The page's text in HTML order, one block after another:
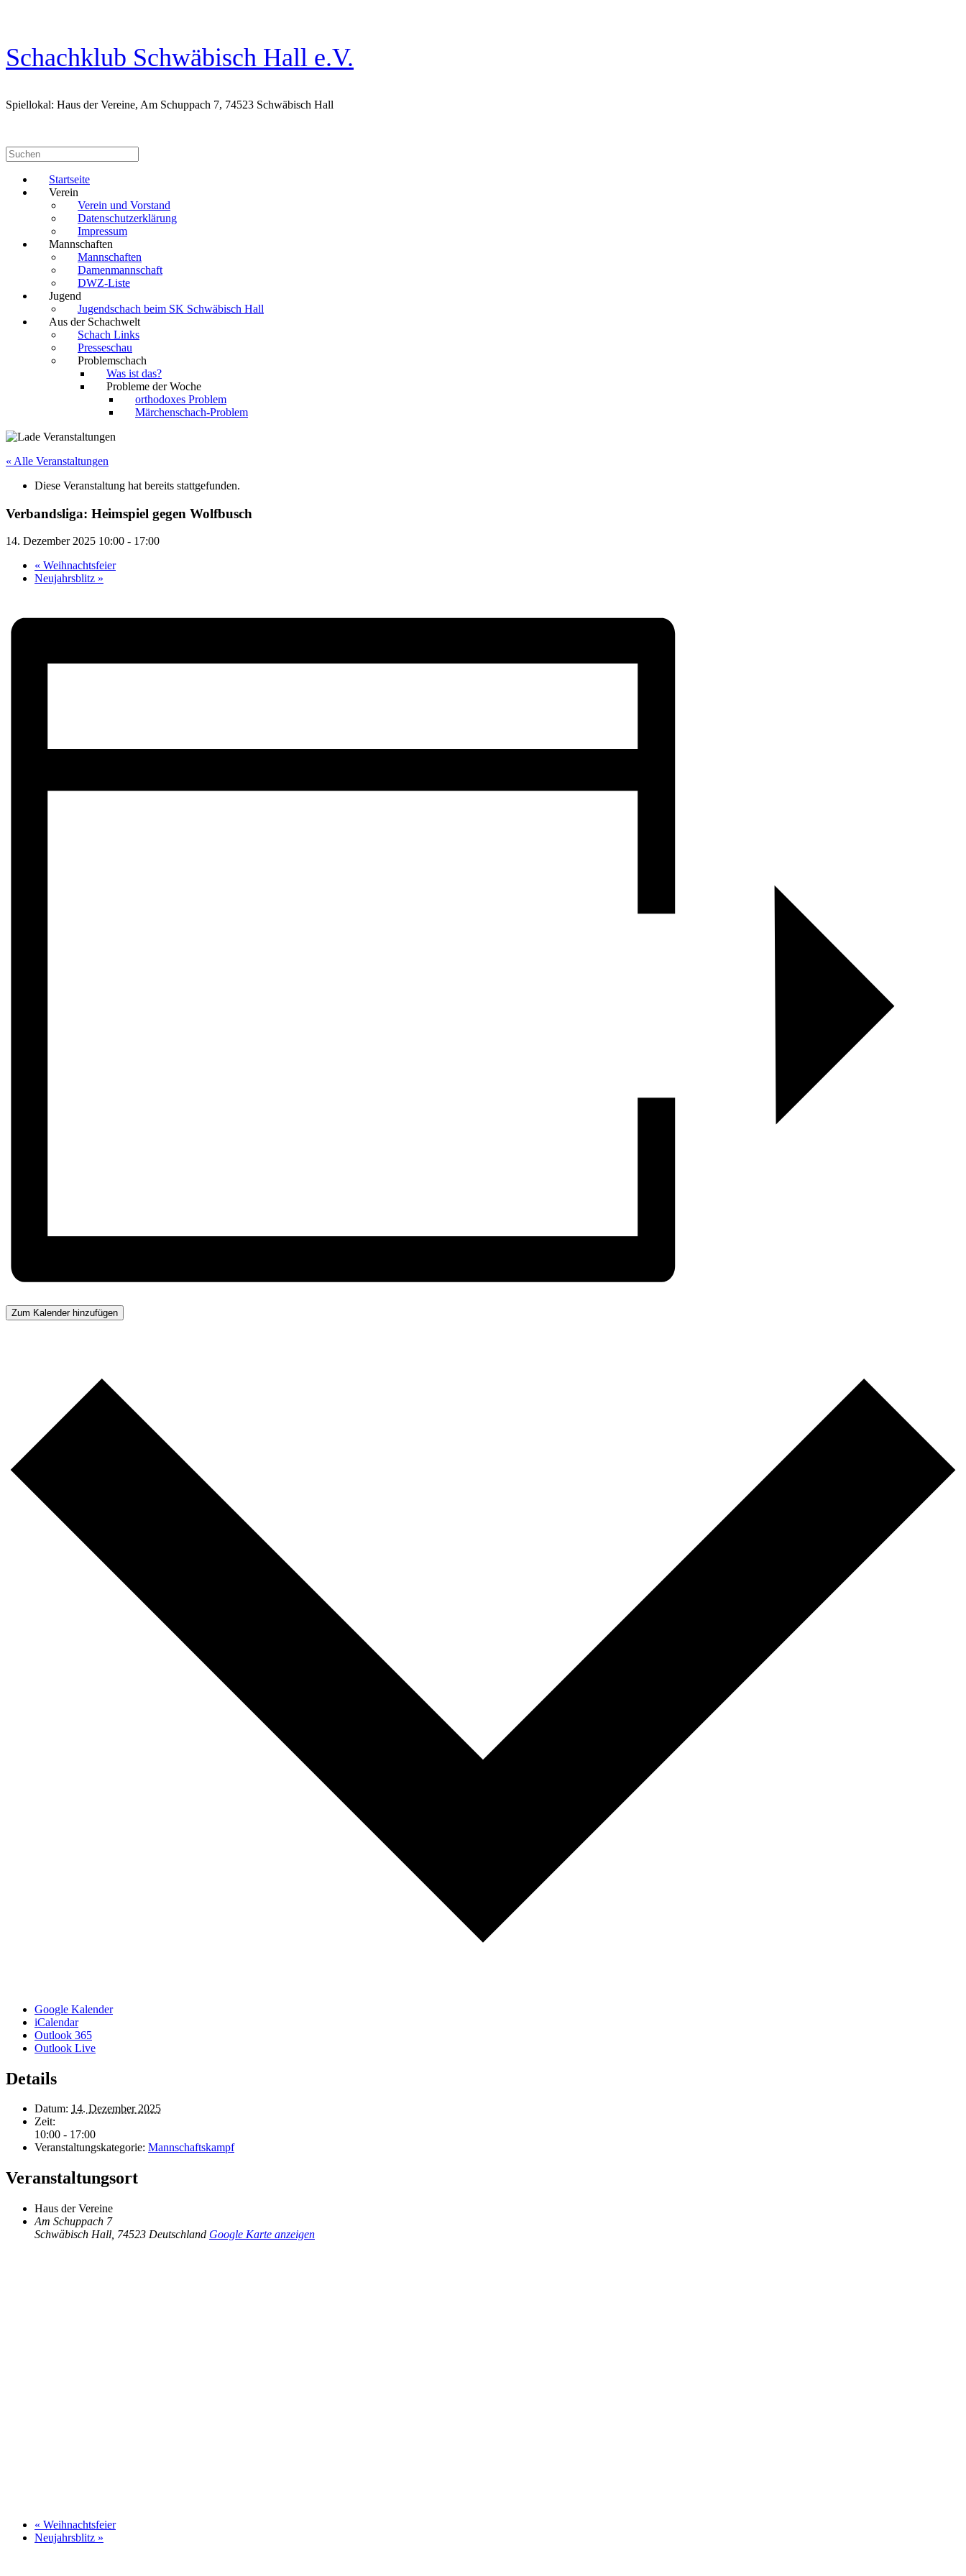
Schachklub Schwäbisch Hall e.V.
Spiellokal: Haus der Vereine, Am Schuppach 7, 74523 Schwäbisch Hall
Suchen
nach:
Startseite
Verein
Verein und Vorstand
Datenschutzerklärung
Impressum
Mannschaften
Mannschaften
Damenmannschaft
DWZ-Liste
Jugend
Jugendschach beim SK Schwäbisch Hall
Aus der Schachwelt
Schach Links
Presseschau
Problemschach
Was ist das?
Probleme der Woche
orthodoxes Problem
Märchenschach-Problem
« Alle Veranstaltungen
Diese Veranstaltung hat bereits stattgefunden.
Verbandsliga: Heimspiel gegen Wolfbusch
14. Dezember 2025 10:00 - 17:00
« Weihnachtsfeier
Neujahrsblitz »
Zum Kalender hinzufügen
Google Kalender
iCalendar
Outlook 365
Outlook Live
Details
Datum: 14. Dezember 2025
Zeit:
10:00 - 17:00
Veranstaltungskategorie: Mannschaftskampf
Veranstaltungsort
Haus der Vereine
Am Schuppach 7
Schwäbisch Hall 74523 Deutschland Google Karte anzeigen
« Weihnachtsfeier
Neujahrsblitz »